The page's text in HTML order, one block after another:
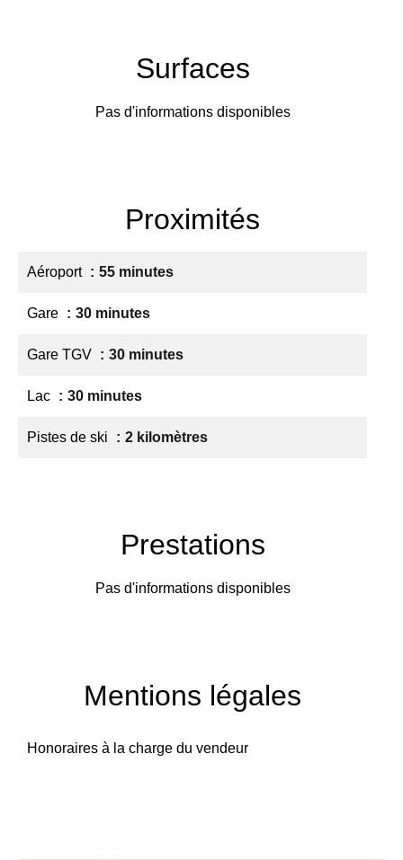
Surfaces
Pas d'informations disponibles
Proximités
Aéroport 55 minutes
Gare 30 minutes
Gare TGV 30 minutes
Lac 30 minutes
Pistes de ski 2 kilomètres
Prestations
Pas d'informations disponibles
Mentions légales
Honoraires à la charge du vendeur